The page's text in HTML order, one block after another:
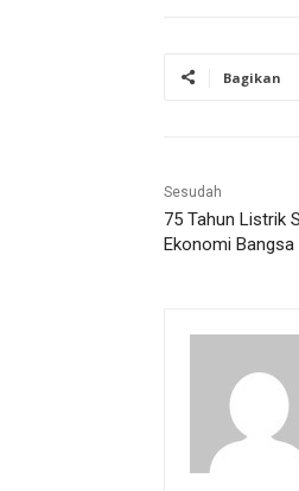
Bagikan
Sesudah
75 Tahun Listrik
Ekonomi Bangsa